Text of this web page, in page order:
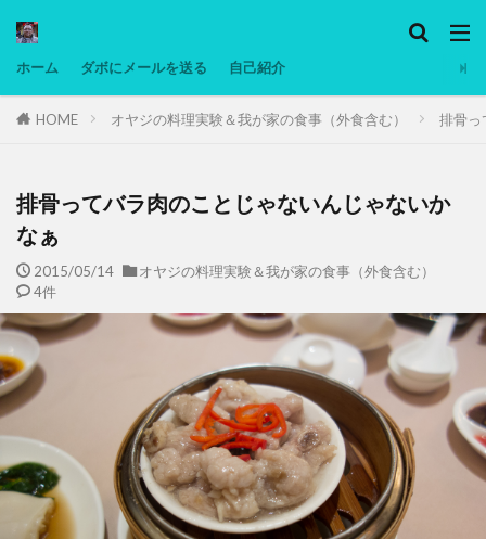
ホーム ダボにメールを送る 自己紹介
HOME オヤジの料理実験＆我が家の食事（外食含む） 排骨っ
排骨ってバラ肉のことじゃないんじゃないか
なぁ
2015/05/14
オヤジの料理実験＆我が家の食事（外食含む）
4件
タグ
マレーシア動画
ヨーグルト
備忘録
動画 日本人村社会 脱水シート
検索